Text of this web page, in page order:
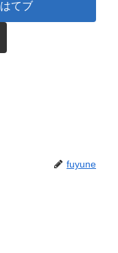
はてブ
fuyune